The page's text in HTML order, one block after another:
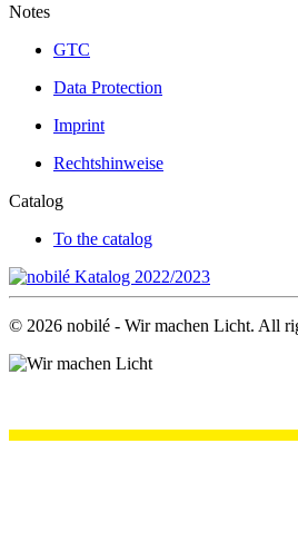
Notes
GTC
Data Protection
Imprint
Rechtshinweise
Catalog
To the catalog
© 2026 nobilé - Wir machen Licht. All